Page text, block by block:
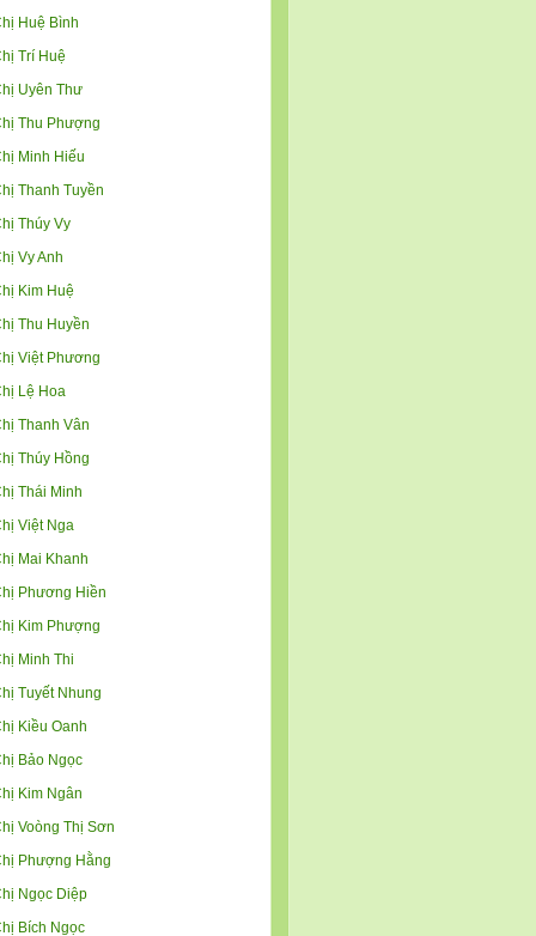
Huệ Bình
Trí Huệ
Uyên Thư
Thu Phượng
Minh Hiếu
Thanh Tuyền
Thúy Vy
Vy Anh
Kim Huệ
Thu Huyền
Việt Phương
Lệ Hoa
Thanh Vân
Thúy Hồng
Thái Minh
Việt Nga
Mai Khanh
Phương Hiền
Kim Phượng
Minh Thi
Tuyết Nhung
Kiều Oanh
Bảo Ngọc
Kim Ngân
Voòng Thị Sơn
Phượng Hằng
Ngọc Diệp
Bích Ngọc